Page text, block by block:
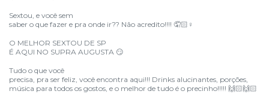
Sextou, e você sem
saber o que fazer e pra onde ir?? Não acredito!!!! 🤦🏻 ♀
O MELHOR SEXTOU DE SP
É AQUI NO SUPRA AUGUSTA 😏
Tudo o que você
precisa, pra ser feliz, você encontra aqui!!! Drinks alucinantes, porções,
música para todos os gostos, e o melhor de tudo é o precinho!!!!! 🙌🏻🙌🏻